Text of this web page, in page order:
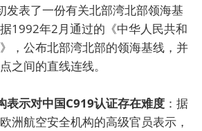
发表了一份有关北部湾北部领海基
1992年2月通过的《中华人民共和
，公布北部湾北部的领海基线，并
之间的直线连线。
表示对中国C919认证存在难度 ：据
洲航空安全机构的高级官员表示，